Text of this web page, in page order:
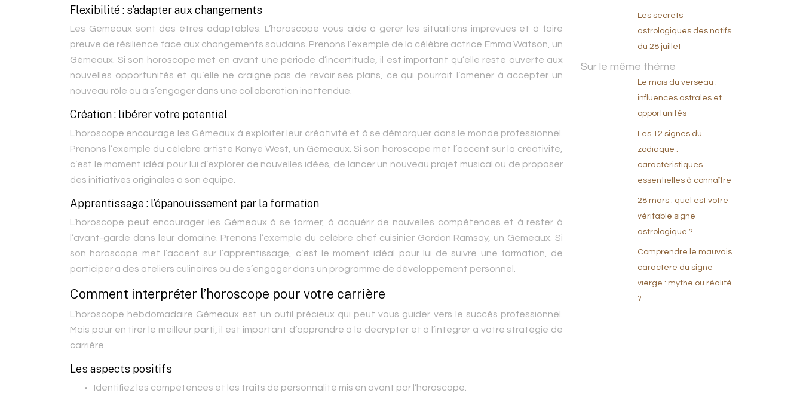
Flexibilité : s’adapter aux changements
Les Gémeaux sont des êtres adaptables. L’horoscope vous aide à gérer les situations imprévues et à faire
preuve de résilience face aux changements soudains. Prenons l’exemple de la célèbre actrice Emma Watson, un
Gémeaux. Si son horoscope met en avant une période d’incertitude, il est important qu’elle reste ouverte aux
nouvelles opportunités et qu’elle ne craigne pas de revoir ses plans, ce qui pourrait l’amener à accepter un
nouveau rôle ou à s’engager dans une collaboration inattendue.
Création : libérer votre potentiel
L’horoscope encourage les Gémeaux à exploiter leur créativité et à se démarquer dans le monde professionnel.
Prenons l’exemple du célèbre artiste Kanye West, un Gémeaux. Si son horoscope met l’accent sur la créativité,
c’est le moment idéal pour lui d’explorer de nouvelles idées, de lancer un nouveau projet musical ou de proposer
des initiatives originales à son équipe.
Apprentissage : l’épanouissement par la formation
L’horoscope peut encourager les Gémeaux à se former, à acquérir de nouvelles compétences et à rester à
l’avant-garde dans leur domaine. Prenons l’exemple du célèbre chef cuisinier Gordon Ramsay, un Gémeaux. Si
son horoscope met l’accent sur l’apprentissage, c’est le moment idéal pour lui de suivre une formation, de
participer à des ateliers culinaires ou de s’engager dans un programme de développement personnel.
Comment interpréter l’horoscope pour votre carrière
L’horoscope hebdomadaire Gémeaux est un outil précieux qui peut vous guider vers le succès professionnel.
Mais pour en tirer le meilleur parti, il est important d’apprendre à le décrypter et à l’intégrer à votre stratégie de
carrière.
Les aspects positifs
Identifiez les compétences et les traits de personnalité mis en avant par l’horoscope.
Les secrets
astrologiques des natifs
du 28 juillet
Sur le même thème
Le mois du verseau :
influences astrales et
opportunités
Les 12 signes du
zodiaque :
caractéristiques
essentielles à connaître
28 mars : quel est votre
véritable signe
astrologique ?
Comprendre le mauvais
caractère du signe
vierge : mythe ou réalité
?